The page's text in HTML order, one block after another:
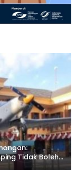
Tidak Boleh